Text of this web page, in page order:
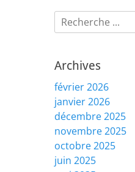
Rechercher :
Archives
février 2026
janvier 2026
décembre 2025
novembre 2025
octobre 2025
juin 2025